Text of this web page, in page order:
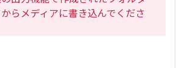
らメディアに書き込んでくださ